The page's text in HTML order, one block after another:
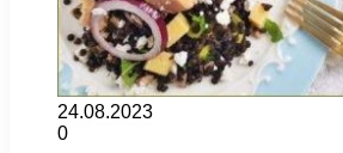
24.08.2023
0